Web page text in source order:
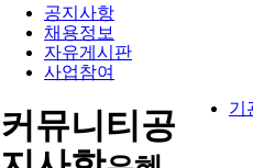
기
공지사항
채용정보
자유게시판
사업참여
커뮤니티공